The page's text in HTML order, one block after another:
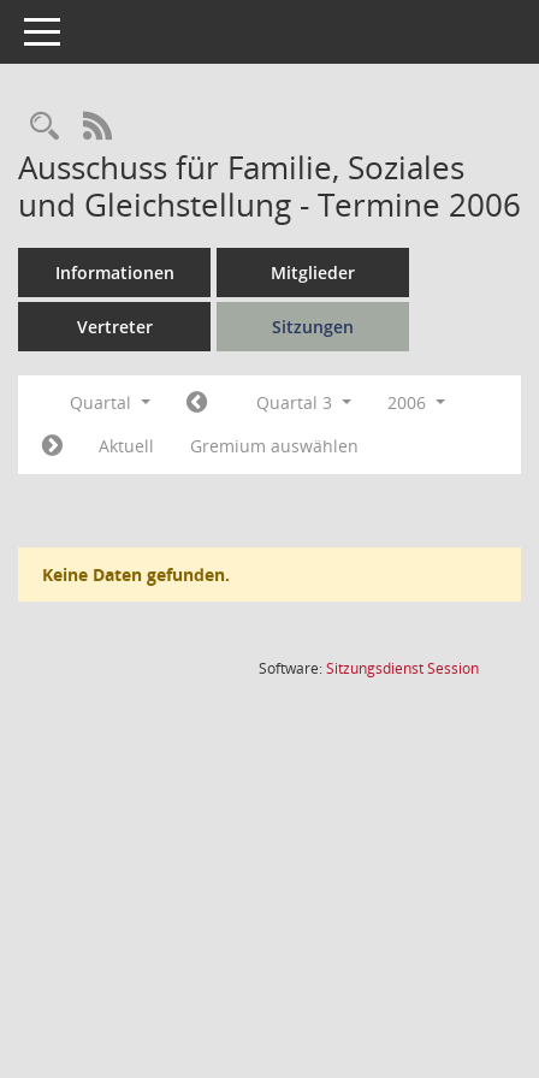
Toggle navigation
Rechercheauswahl
RSS-Feed
Ausschuss für Familie, Soziales
und Gleichstellung - Termine 2006
Informationen Mitglieder
Vertreter Sitzungen
Quartal Quartal 3
2006
Aktuell
Gremium auswählen
Keine Daten gefunden.
Software:SitzungsdienstSession(Wird in